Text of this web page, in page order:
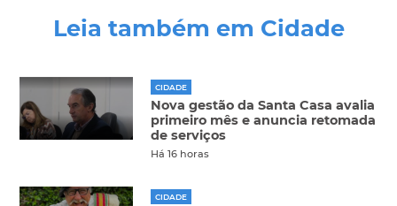
Leia também em Cidade
CIDADE
Nova gestão da Santa Casa avalia
primeiro mês e anuncia retomada
de serviços
Há 16 horas
CIDADE